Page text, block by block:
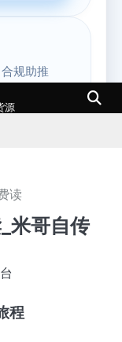
源
读
米哥自传
程